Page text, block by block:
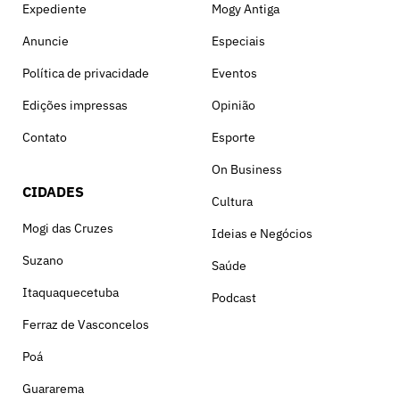
Expediente
Anuncie
Política de privacidade
Edições impressas
Contato
CIDADES
Mogi das Cruzes
Suzano
Itaquaquecetuba
Ferraz de Vasconcelos
Poá
Guararema
Mogy Antiga
Especiais
Eventos
Opinião
Esporte
On Business
Cultura
Ideias e Negócios
Saúde
Podcast